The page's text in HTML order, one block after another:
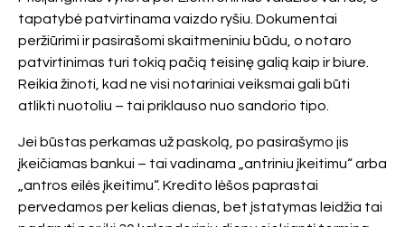
tapatybė patvirtinama vaizdo ryšiu. Dokumentai
peržiūrimi ir pasirašomi skaitmeniniu būdu, o notaro
patvirtinimas turi tokią pačią teisinę galią kaip ir biure.
Reikia žinoti, kad ne visi notariniai veiksmai gali būti
atlikti nuotoliu – tai priklauso nuo sandorio tipo.
Jei būstas perkamas už paskolą, po pasirašymo jis
įkeičiamas bankui – tai vadinama „antriniu įkeitimu“ arba
„antros eilės įkeitimu“. Kredito lėšos paprastai
pervedamos per kelias dienas, bet įstatymas leidžia tai